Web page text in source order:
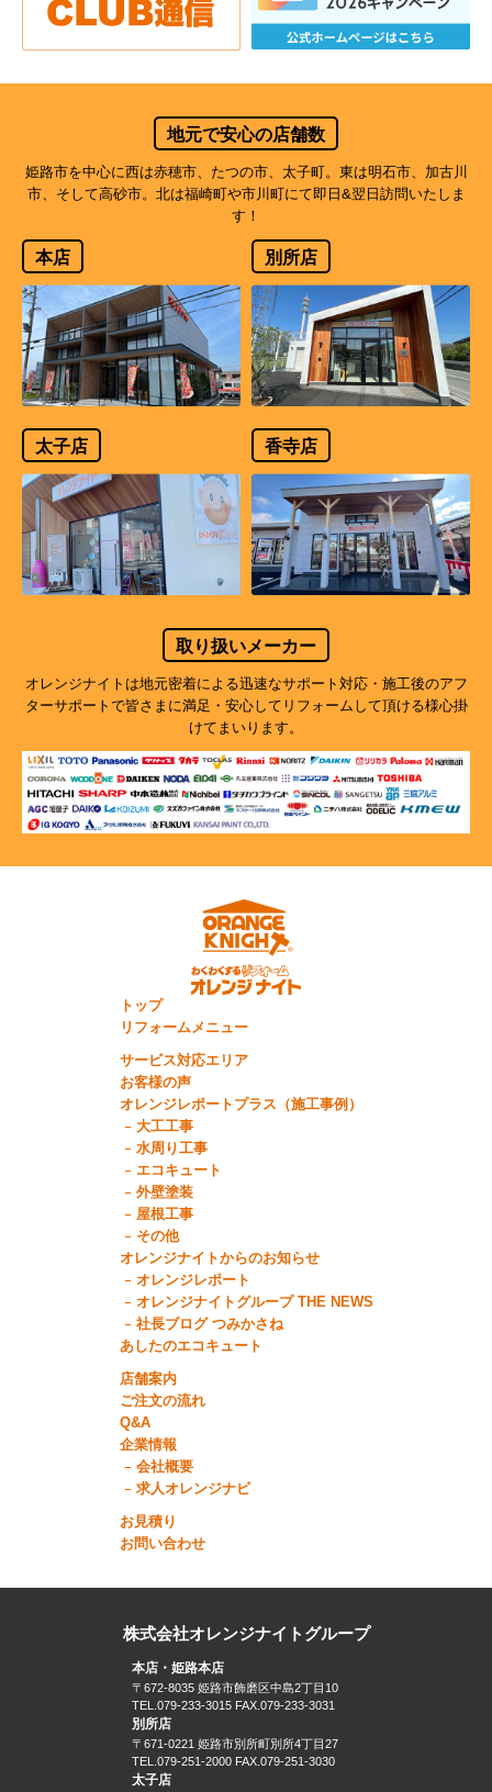
地元で安心の店舗数
姫路市を中心に西は赤穂市、たつの市、太子町。東は明石市、加古川
市、そして高砂市。北は福崎町や市川町にて即日&翌日訪問いたしま
す！
本店 別所店
太子店 香寺店
取り扱いメーカー
オレンジナイトは地元密着による迅速なサポート対応・施工後のアフ
ターサポートで皆さまに満足・安心してリフォームして頂ける様心掛
けてまいります。
トップ
リフォームメニュー
サービス対応エリア
お客様の声
オレンジレポートプラス（施工事例）
大工工事
水周り工事
エコキュート
外壁塗装
屋根工事
その他
オレンジナイトからのお知らせ
オレンジレポート
オレンジナイトグループ THE NEWS
社長ブログ つみかさね
あしたのエコキュート
店舗案内
ご注文の流れ
Q&A
企業情報
会社概要
求人オレンジナビ
お見積り
お問い合わせ
株式会社オレンジナイトグループ
本店・姫路本店
〒672-8035 姫路市飾磨区中島2丁目10
TEL.079-233-3015 FAX.079-233-3031
別所店
〒671-0221 姫路市別所町別所4丁目27
TEL.079-251-2000 FAX.079-251-3030
太子店